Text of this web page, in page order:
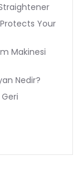
Your
Makinesi
Nedir?